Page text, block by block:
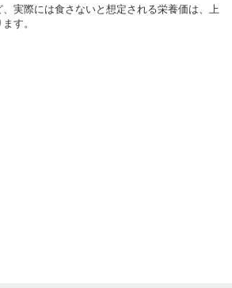
実際には食さないと想定される栄養価は、上
す。